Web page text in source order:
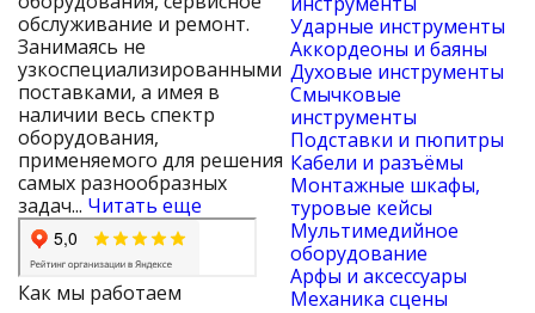
обслуживание и ремонт.
Занимаясь не
узкоспециализированными
поставками, а имея в
наличии весь спектр
оборудования,
применяемого для решения
самых разнообразных
задач... Читать еще
Как мы работаем
Ударные инструменты
Аккордеоны и баяны
Духовые инструменты
Смычковые
инструменты
Подставки и пюпитры
Кабели и разъёмы
Монтажные шкафы,
туровые кейсы
Мультимедийное
оборудование
Арфы и аксессуары
Механика сцены